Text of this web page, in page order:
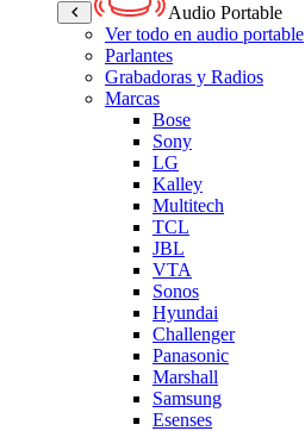
Audio Portable
Ver todo en audio portable
Parlantes
Grabadoras y Radios
Marcas
Bose
Sony
LG
Kalley
Multitech
TCL
JBL
VTA
Sonos
Hyundai
Challenger
Panasonic
Marshall
Samsung
Esenses